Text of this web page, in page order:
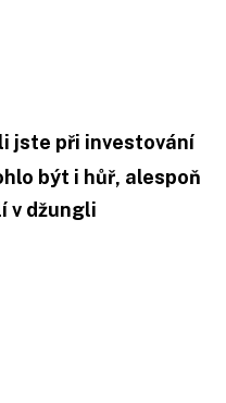
jste při investování
být i hůř, alespoň
v džungli